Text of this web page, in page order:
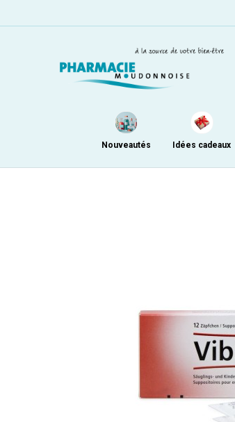
Nouveautés Idées cadeaux